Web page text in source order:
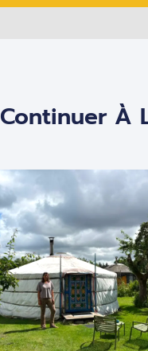
Continuer À